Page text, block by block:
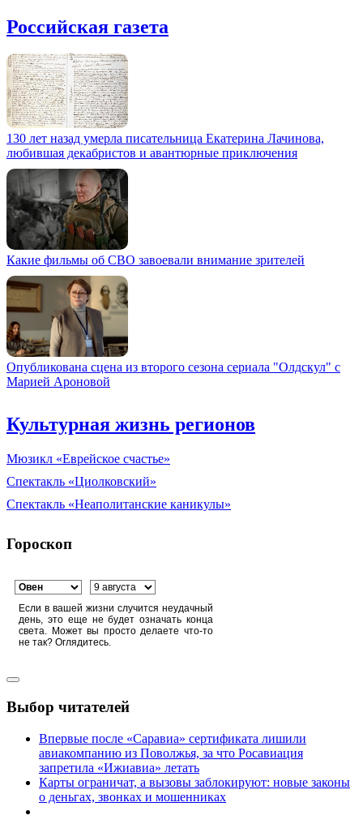
Российская газета
130 лет назад умерла писательница Екатерина Лачинова,
любившая декабристов и авантюрные приключения
Какие фильмы об СВО завоевали внимание зрителей
Опубликована сцена из второго сезона сериала "Олдскул" с
Марией Ароновой
Культурная жизнь регионов
Мюзикл «Еврейское счастье»
Спектакль «Циолковский»
Спектакль «Неаполитанские каникулы»
Гороскоп
Если в вашей жизни случится неудачный
день, это еще не будет означать конца
света. Может вы просто делаете что-то
не так? Оглядитесь.
Выбор читателей
Впервые после «Саравиа» сертификата лишили
авиакомпанию из Поволжья, за что Росавиация
запретила «Ижиавиа» летать
Карты ограничат, а вызовы заблокируют: новые законы
о деньгах, звонках и мошенниках